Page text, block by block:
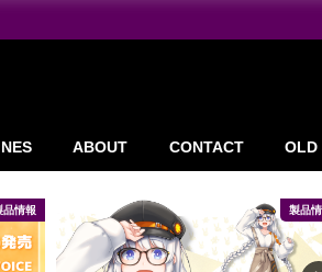
ABOUT CONTACT OLD
品情報 LINEスタ